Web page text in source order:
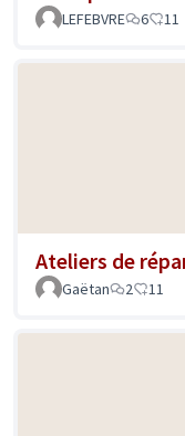
LEFEBVRE
6 11
Ateliers de
Gaëtan
2 11